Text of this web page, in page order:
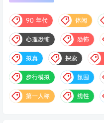
90 年代 休闲
心理恐怖 恐怖
拟真 探索
步行模拟 氛围
第一人称 线性